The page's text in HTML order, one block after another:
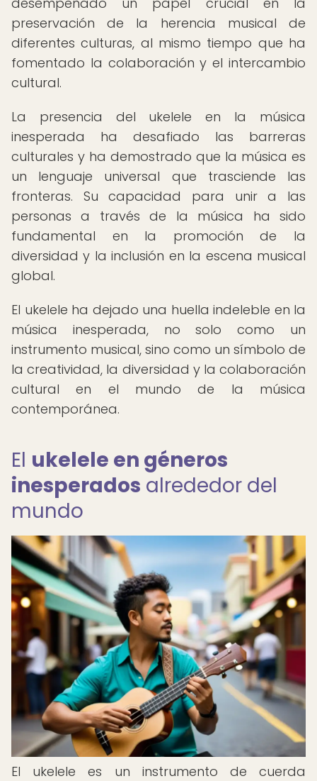
preservación de la herencia musical de
diferentes culturas, al mismo tiempo que ha
fomentado la colaboración y el intercambio
cultural.
La presencia del ukelele en la música
inesperada ha desafiado las barreras
culturales y ha demostrado que la música es
un lenguaje universal que trasciende las
fronteras. Su capacidad para unir a las
personas a través de la música ha sido
fundamental en la promoción de la
diversidad y la inclusión en la escena musical
global.
El ukelele ha dejado una huella indeleble en la
música inesperada, no solo como un
instrumento musical, sino como un símbolo de
la creatividad, la diversidad y la colaboración
cultural en el mundo de la música
contemporánea.
El ukelele en géneros
inesperados alrededor del
mundo
El ukelele es un instrumento de cuerda